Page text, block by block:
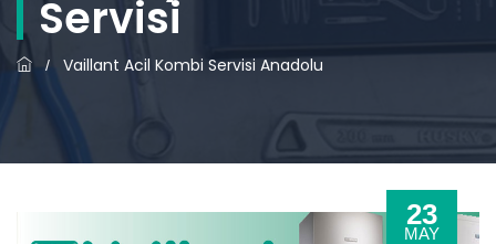
Servisi
/ Vaillant Acil Kombi Servisi Anadolu
23
MAY